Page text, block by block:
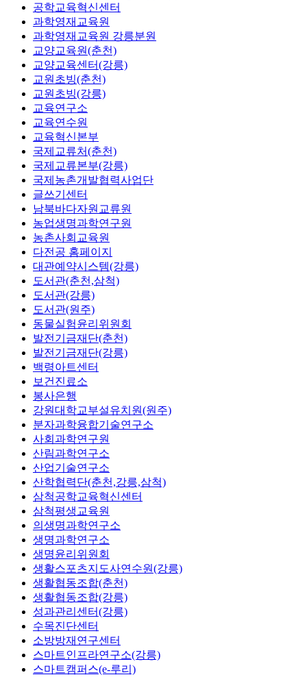
공학교육혁신센터
과학영재교육원
과학영재교육원 강릉분원
교양교육원(춘천)
교양교육센터(강릉)
교원초빙(춘천)
교원초빙(강릉)
교육연구소
교육연수원
교육혁신본부
국제교류처(춘천)
국제교류본부(강릉)
국제농촌개발협력사업단
글쓰기센터
남북바다자원교류원
농업생명과학연구원
농촌사회교육원
다전공 홈페이지
대관예약시스템(강릉)
도서관(춘천,삼척)
도서관(강릉)
도서관(원주)
동물실험윤리위원회
발전기금재단(춘천)
발전기금재단(강릉)
백령아트센터
보건진료소
봉사은행
강원대학교부설유치원(원주)
분자과학융합기술연구소
사회과학연구원
산림과학연구소
산업기술연구소
산학협력단(춘천,강릉,삼척)
삼척공학교육혁신센터
삼척평생교육원
의생명과학연구소
생명과학연구소
생명윤리위원회
생활스포츠지도사연수원(강릉)
생활협동조합(춘천)
생활협동조합(강릉)
성과관리센터(강릉)
수목진단센터
소방방재연구센터
스마트인프라연구소(강릉)
스마트캠퍼스(e-루리)